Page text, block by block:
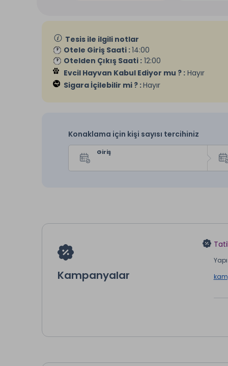
Tesis ile ilgili notlar
Otele Giriş Saati :14:00
Otelden Çıkış Saati : 12:00
Evcil Hayvan Kabul Ediyor mu ? : Hayır
Sigara İçilebilir mi ? :Hayır
Konaklama için kişi sayısı tercihiniz
Giriş
Kampanyalar